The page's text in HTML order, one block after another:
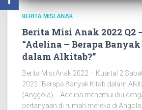
BERITA MISI ANAK
Berita Misi Anak 2022 Q2
“Adelina – Berapa
dalam Alkitab?”
Berita Misi Anak 2022 – Kuartal 2
2022 “Berapa Banyak Kitab dalam
(Anggola) Adelina menemui ibu
pertanyaan di rumah mereka di